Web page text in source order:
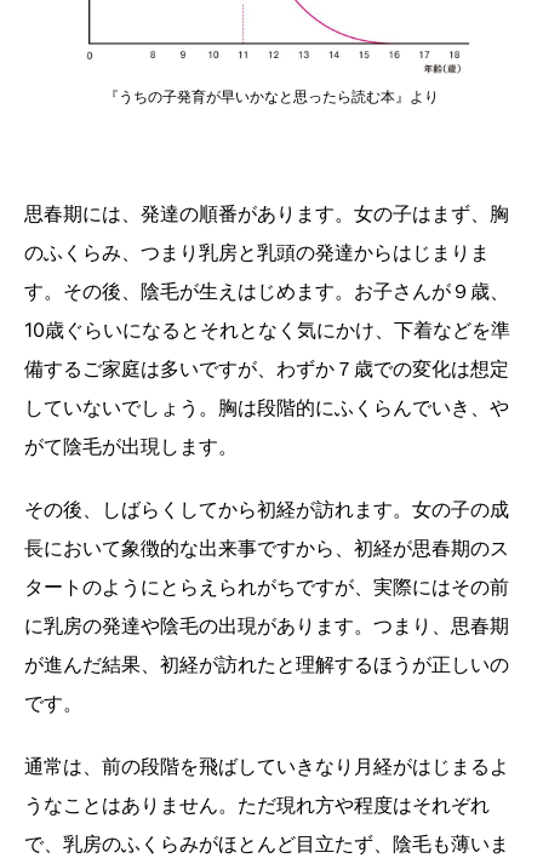
『うちの子発育が早いかなと思ったら読む本』より
思春期には、発達の順番があります。女の子はまず、胸
のふくらみ、つまり乳房と乳頭の発達からはじまりま
す。その後、陰毛が生えはじめます。お子さんが９歳、
10歳ぐらいになるとそれとなく気にかけ、下着などを準
備するご家庭は多いですが、わずか７歳での変化は想定
していないでしょう。胸は段階的にふくらんでいき、や
がて陰毛が出現します。
その後、しばらくしてから初経が訪れます。女の子の成
長において象徴的な出来事ですから、初経が思春期のス
タートのようにとらえられがちですが、実際にはその前
に乳房の発達や陰毛の出現があります。つまり、思春期
が進んだ結果、初経が訪れたと理解するほうが正しいの
です。
通常は、前の段階を飛ばしていきなり月経がはじまるよ
うなことはありません。ただ現れ方や程度はそれぞれ
で、乳房のふくらみがほとんど目立たず、陰毛も薄いま